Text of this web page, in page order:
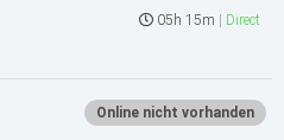
05h 15m Direct
Online nicht vorhanden